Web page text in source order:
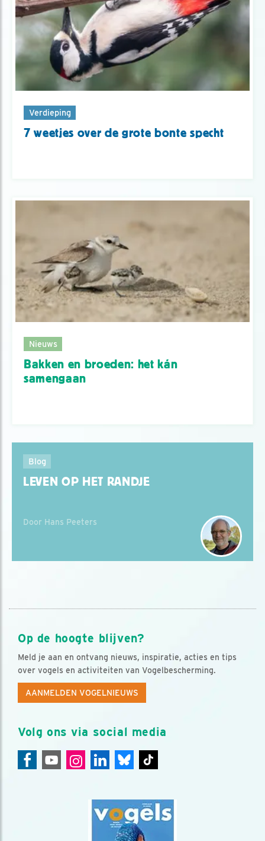
Verdieping
7 weetjes over de grote bonte specht
Nieuws
Bakken en broeden: het kán
samengaan
Blog
LEVEN OP HET RANDJE
Door Hans Peeters
Op de hoogte blijven?
Meld je aan en ontvang nieuws, inspiratie, acties en tips
over vogels en activiteiten van Vogelbescherming.
AANMELDEN VOGELNIEUWS
Volg ons via social media